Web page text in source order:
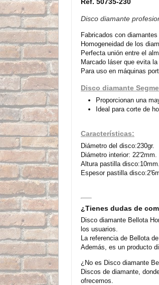
Disco diamante
Fabricados con
Homogeneidad de los
Perfecta unión entre el
Marcado láser que evita
Para uso en máquinas
Disco diamante
Proporcionan una
Ideal para corte de
Características:
Diámetro del disco:230gr.
Diámetro interior: 22'2mm.
Altura pastilla disco:10mm.
Espesor pastilla
¿Tienes dudas de
Disco diamante Bellota
los usuarios.
La referencia de Bellota
Además, es un producto
¿No es Disco diamante
Discos de diamante,
ofrecemos.